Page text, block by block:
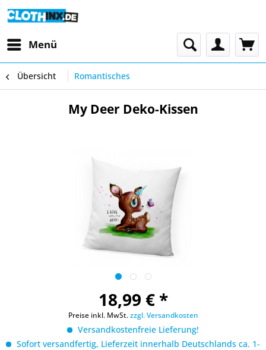
Menü
Übersicht Romantisches
My Deer Deko-Kissen
18,99 € *
Preise inkl. MwSt.zzgl. Versandkosten
Versandkostenfreie Lieferung!
Sofort versandfertig, Lieferzeit innerhalb Deutschlands ca. 1-